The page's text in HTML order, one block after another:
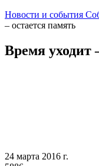
Новости и события
– остается память
Время уходит
24 марта 2016 г.